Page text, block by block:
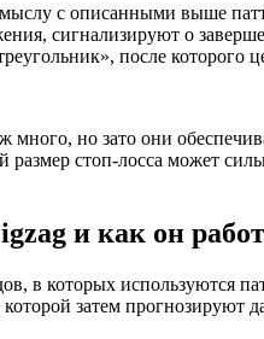
с описанными выше
сигнализируют о
после которого
много, но зато они
стоп-лосса может
и как он
в которых используются
затем прогнозируют